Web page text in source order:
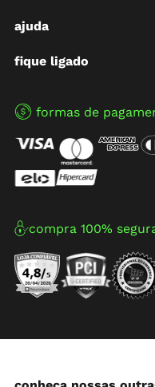
ajuda
fique ligado
formas de
compra 100%